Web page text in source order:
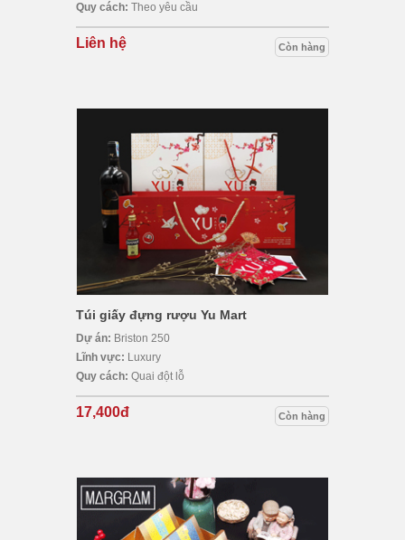
Quy cách: Theo yêu cầu
Liên hệ Còn hàng
Túi giấy đựng rượu Yu Mart
Dự án: Briston 250
Lĩnh vực: Luxury
Quy cách: Quai đột lỗ
17,400đ Còn hàng